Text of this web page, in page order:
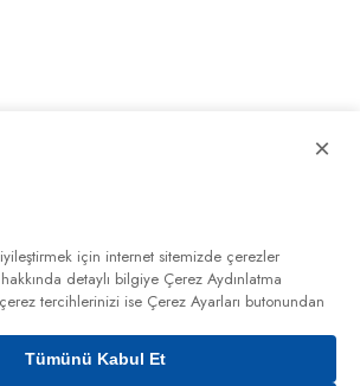
×
için internet sitemizde çerezler
detaylı bilgiye Çerez Aydınlatma
tercihlerinizi ise Çerez Ayarları butonundan
Tümünü Kabul Et